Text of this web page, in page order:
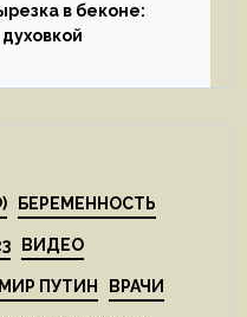
в беконе:
БЕРЕМЕННОСТЬ
ВИДЕО
ПУТИН ВРАЧИ